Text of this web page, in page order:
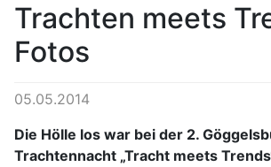
Trachten meets
Fotos
05.05.2014
Die Hölle los war bei der 2.
Trachtennacht „Tracht meets